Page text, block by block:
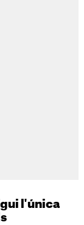
l'única